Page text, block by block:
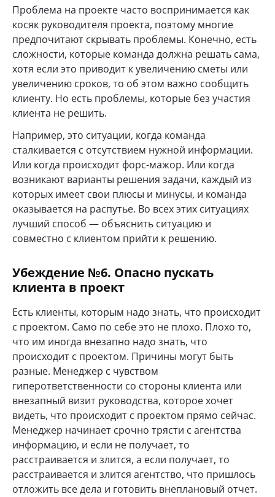
Проблема на проекте часто воспринимается как
косяк руководителя проекта, поэтому многие
предпочитают скрывать проблемы. Конечно, есть
сложности, которые команда должна решать сама,
хотя если это приводит к увеличению сметы или
увеличению сроков, то об этом важно сообщить
клиенту. Но есть проблемы, которые без участия
клиента не решить.
Например, это ситуации, когда команда
сталкивается с отсутствием нужной информации.
Или когда происходит форс-мажор. Или когда
возникают варианты решения задачи, каждый из
которых имеет свои плюсы и минусы, и команда
оказывается на распутье. Во всех этих ситуациях
лучший способ — объяснить ситуацию и
совместно с клиентом прийти к решению.
Убеждение №6. Опасно пускать
клиента в проект
Есть клиенты, которым надо знать, что происходит
с проектом. Само по себе это не плохо. Плохо то,
что им иногда внезапно надо знать, что
происходит с проектом. Причины могут быть
разные. Менеджер с чувством
гиперответственности со стороны клиента или
внезапный визит руководства, которое хочет
видеть, что происходит с проектом прямо сейчас.
Менеджер начинает срочно трясти с агентства
информацию, и если не получает, то
расстраивается и злится, а если получает, то
расстраивается и злится агентство, что пришлось
отложить все дела и готовить внеплановый отчет.